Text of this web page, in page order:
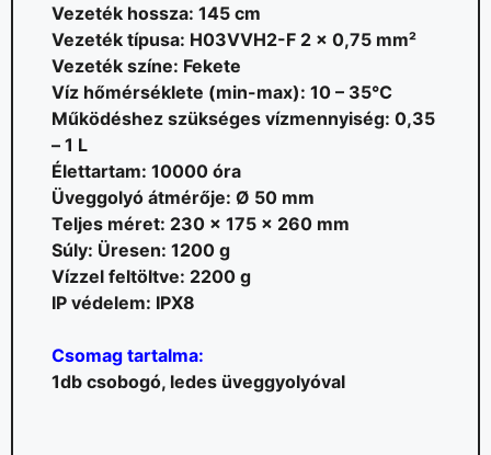
Vezeték hossza: 145 cm
Vezeték típusa: H03VVH2-F 2 x 0,75 mm²
Vezeték színe: Fekete
Víz hőmérséklete (min-max): 10 – 35°C
Működéshez szükséges vízmennyiség: 0,35
– 1 L
Élettartam: 10000 óra
Üveggolyó átmérője: Ø 50 mm
Teljes méret: 230 x 175 x 260 mm
Súly: Üresen: 1200 g
Vízzel feltöltve: 2200 g
IP védelem: IPX8
Csomag tartalma:
1db csobogó, ledes üveggyolyóval